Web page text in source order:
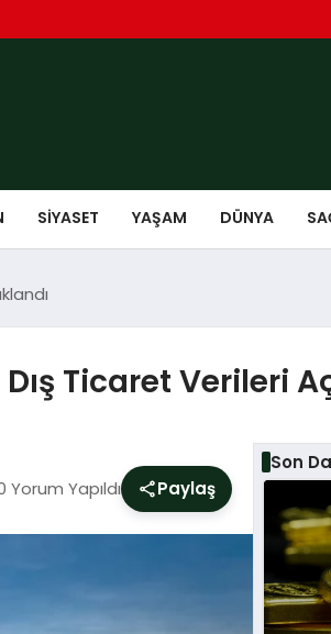
SIYASET YAŞAM DÜNYA
Ticaret Verileri
Yorum Yapıldı Paylaş
Son